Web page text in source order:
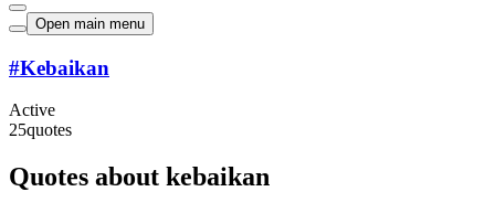
Open main menu
#Kebaikan
Active
25quotes
Quotes about kebaikan